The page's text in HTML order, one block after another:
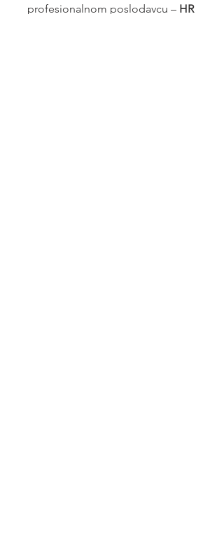
profesionalnom poslodavcu – HR